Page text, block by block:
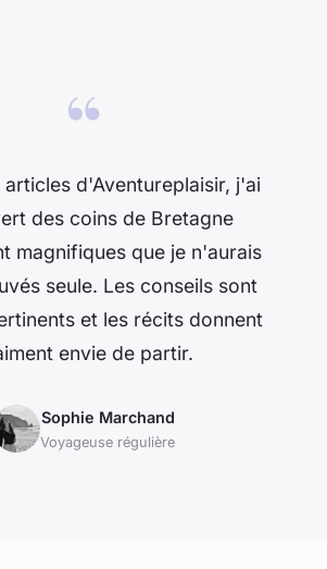
“
articles d'Aventureplaisir, j'ai
des coins de Bretagne
magnifiques que je n'aurais
seule. Les conseils sont
et les récits donnent
envie de partir.
Sophie Marchand
Voyageuse régulière